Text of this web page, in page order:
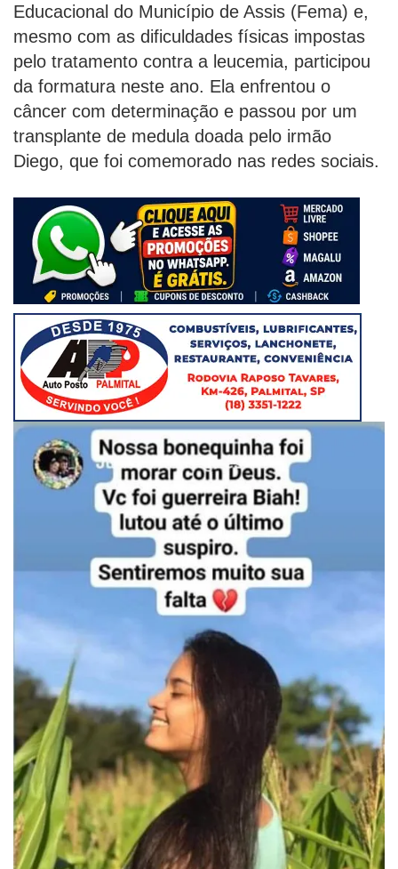
Educacional do Município de Assis (Fema) e,
mesmo com as dificuldades físicas impostas
pelo tratamento contra a leucemia, participou
da formatura neste ano. Ela enfrentou o
câncer com determinação e passou por um
transplante de medula doada pelo irmão
Diego, que foi comemorado nas redes sociais.